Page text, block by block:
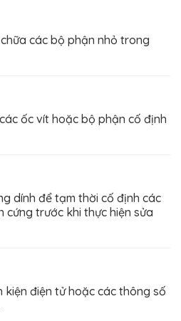
các bộ phận nhỏ trong
ốc vít hoặc bộ phận cố định
dính để tạm thời cố định các
cứng trước khi thực hiện sửa
kiện điện tử hoặc các thông số